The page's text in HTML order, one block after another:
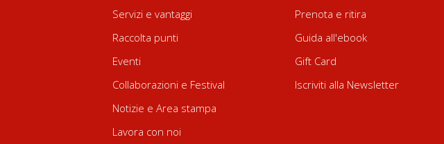
Servizi e vantaggi
Raccolta punti
Eventi
Collaborazioni e Festival
Notizie e Area stampa
Lavora con noi
Prenota e ritira
Guida all'ebook
Gift Card
Iscriviti alla Newsletter